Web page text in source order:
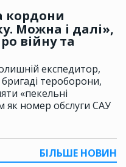
кордони
Можна і далі»,
війну та
експедитор,
тероборони,
«пекельні
як номер обслуги САУ
БІЛЬШЕ НОВИН